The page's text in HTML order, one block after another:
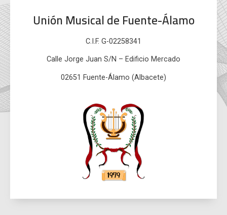
Unión Musical de Fuente-Álamo
C.I.F. G-02258341
Calle Jorge Juan S/N – Edificio Mercado
02651 Fuente-Álamo (Albacete)